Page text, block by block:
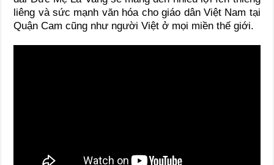
liêng và sức mạnh văn hóa cho giáo dân Việt Nam tại
Quận Cam cũng như người Việt ở mọi miền thế giới.